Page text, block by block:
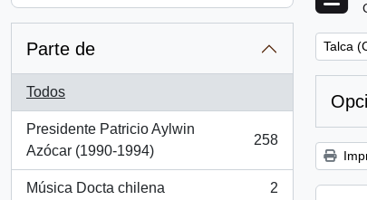
Parte de
Todos
Presidente Patricio Aylwin
Azócar (1990-1994)
, 258 resultados
258
Música Docta chilena 2
Talca